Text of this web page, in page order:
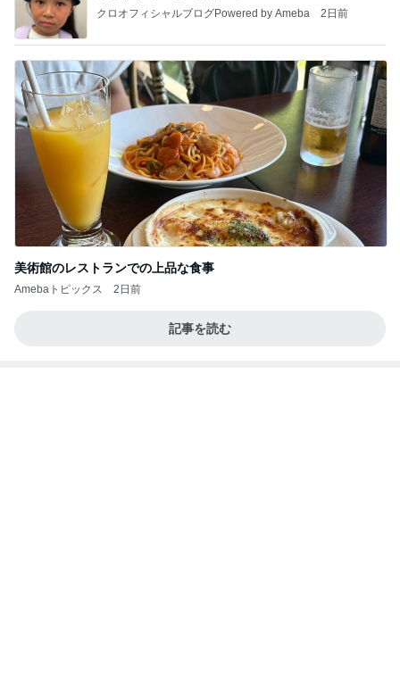
クロオフィシャルブログPowered by Ameba 2日前
美術館のレストランでの上品な食事
Amebaトピックス 2日前
記事を読む